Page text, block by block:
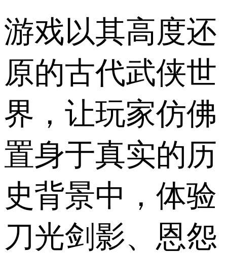
游戏以其高度还
原的古代武侠世
界，让玩家仿佛
置身于真实的历
史背景中，体验
刀光剑影、恩怨